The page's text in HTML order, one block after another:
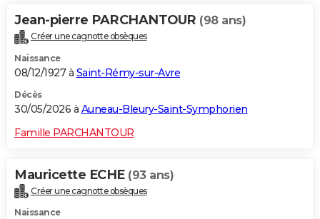
Jean-pierre PARCHANTOUR (98 ans)
Créer une cagnotte obsèques
Naissance
08/12/1927 à Saint-Rémy-sur-Avre
Décès
30/05/2026 à Auneau-Bleury-Saint-Symphorien
Famille PARCHANTOUR
Mauricette ECHE (93 ans)
Créer une cagnotte obsèques
Naissance